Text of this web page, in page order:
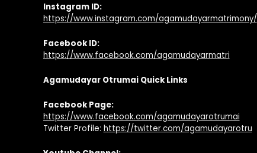
Instagram ID:
https://www.instagram.com/agamudayarmatrimony/
Facebook ID:
https://www.facebook.com/agamudayarmatri
Agamudayar Otrumai Quick Links
Facebook Page:
https://www.facebook.com/agamudayarotrumai
Twitter Profile: https://twitter.com/agamudayarotru